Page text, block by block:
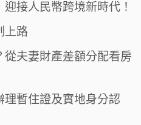
接人民幣跨境新時代！
上路
從夫妻財產差額分配看房
理暫住證及實地身分認